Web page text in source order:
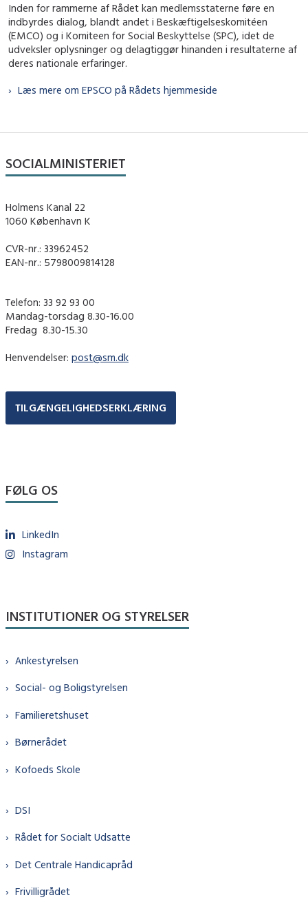
Inden for rammerne af Rådet kan medlemsstaterne føre en
indbyrdes dialog, blandt andet i Beskæftigelseskomitéen
(EMCO) og i Komiteen for Social Beskyttelse (SPC), idet de
udveksler oplysninger og delagtiggør hin­anden i resultaterne af
deres nationale erfaringer.
Læs mere om EPSCO på Rådets hjemmeside
SOCIALMINISTERIET
Holmens Kanal 22
1060 København K
CVR-nr.: 33962452
EAN-nr.: 5798009814128
Telefon: 33 92 93 00
Mandag-torsdag 8.30-16.00
Fredag ​ 8.30-15.30
Henvendelser: post@sm.dk
TILGÆNGELIGHEDSERKLÆRING
FØLG OS
LinkedIn
Instagram
INSTITUTIONER OG STYRELSER
Ankestyrelsen
Social- og Boligstyrelsen
Familieretshuset
Børnerådet
Kofoeds Skole
DSI
Rådet for Socialt Udsatte
Det Centrale Handicapråd
Frivilligrådet